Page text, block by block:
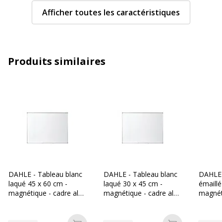
Caractéristiques techniques
Caractéristiques techniques
Couleur
Matériau de surface Acier laqué
Caractéristiques générales
Caractéristiques générales
Afficher toutes les caractéristiques
Produits similaires
DAHLE - Tableau blanc
laqué 45 x 60 cm -
magnétique - cadre alu
DAHLE - Tableau blanc
laqué 30 x 45 cm -
magnétique - cadre alu